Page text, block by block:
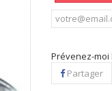
Prévenez-
Partager